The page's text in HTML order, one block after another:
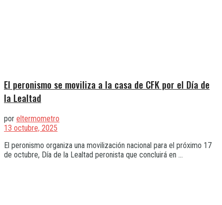
El peronismo se moviliza a la casa de CFK por el Día de
la Lealtad
por eltermometro
13 octubre, 2025
El peronismo organiza una movilización nacional para el próximo 17
de octubre, Día de la Lealtad peronista que concluirá en ...